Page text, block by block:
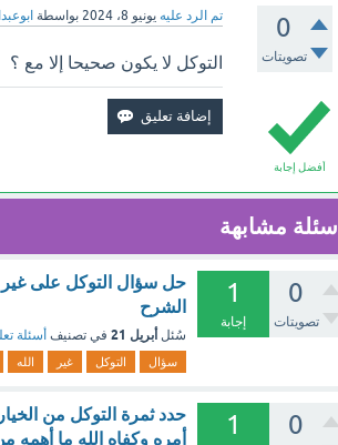
0
تصويتات
تم الرد عليه يونيو 8، 2024 بواسطة
أفضل إجابة
التوكل لا يكون صحيحا إلا مع ؟
أسئلة مشابهة
0
تصويتات
1
إجابة
حل سؤال التوكل على غير
الشرح
سُئل أبريل 21 في تصنيف أسئلة
سؤال التوكل غير الله
0
1
حدد ثمرة التوكل من
أمره وكفاه الله ما أهمه